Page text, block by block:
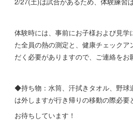
体験時には、事前にお子様および見学
た全員の熱の測定と、健康チェックア
だく必要がありますので、ご連絡をお
◆持ち物：水筒、汗拭きタオル、野球
は外しますが行き帰りの移動の際必要
お待ちしています！